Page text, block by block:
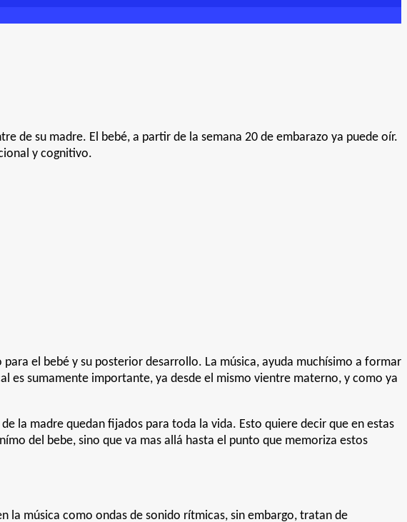
de su madre. El bebé, a partir de la semana 20 de embarazo ya puede oír.
y cognitivo.
el bebé y su posterior desarrollo. La música, ayuda muchísimo a formar
es sumamente importante, ya desde el mismo vientre materno, y como ya
la madre quedan fijados para toda la vida. Esto quiere decir que en estas
del bebe, sino que va mas allá hasta el punto que memoriza estos
la música como ondas de sonido rítmicas, sin embargo, tratan de